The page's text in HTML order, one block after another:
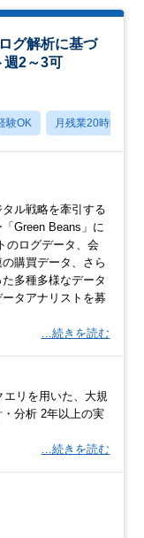
グ解析に基づ
週2～3可
験OK 月残業20時間以内
ル戦略を牽引する
Green Beans」に
のログデータ、会
購買データ、さら
多種多様なデータ
タアナリストを募
…続きを読む
エリを用いた、大規
分析 2年以上の実
…続きを読む